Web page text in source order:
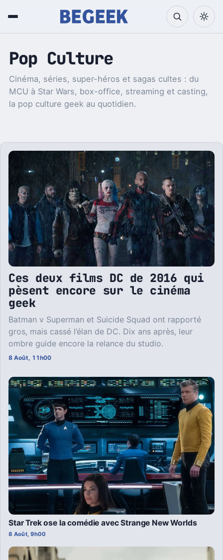
Pop Culture
Cinéma, séries, super-héros et sagas cultes : du
MCU à Star Wars, box-office, streaming et casting,
la pop culture geek au quotidien.
Ces deux films DC de 2016 qui
pèsent encore sur le cinéma
geek
Batman v Superman et Suicide Squad ont rapporté
gros, mais cassé l’élan de DC. Dix ans après, leur
ombre guide encore la relance du studio.
8 Août, 11h00
Star Trek ose la comédie avec Strange New Worlds
8 Août, 9h00